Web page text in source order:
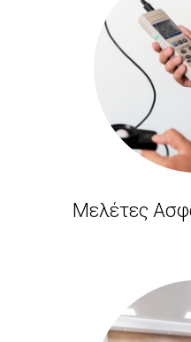
Μελέτες